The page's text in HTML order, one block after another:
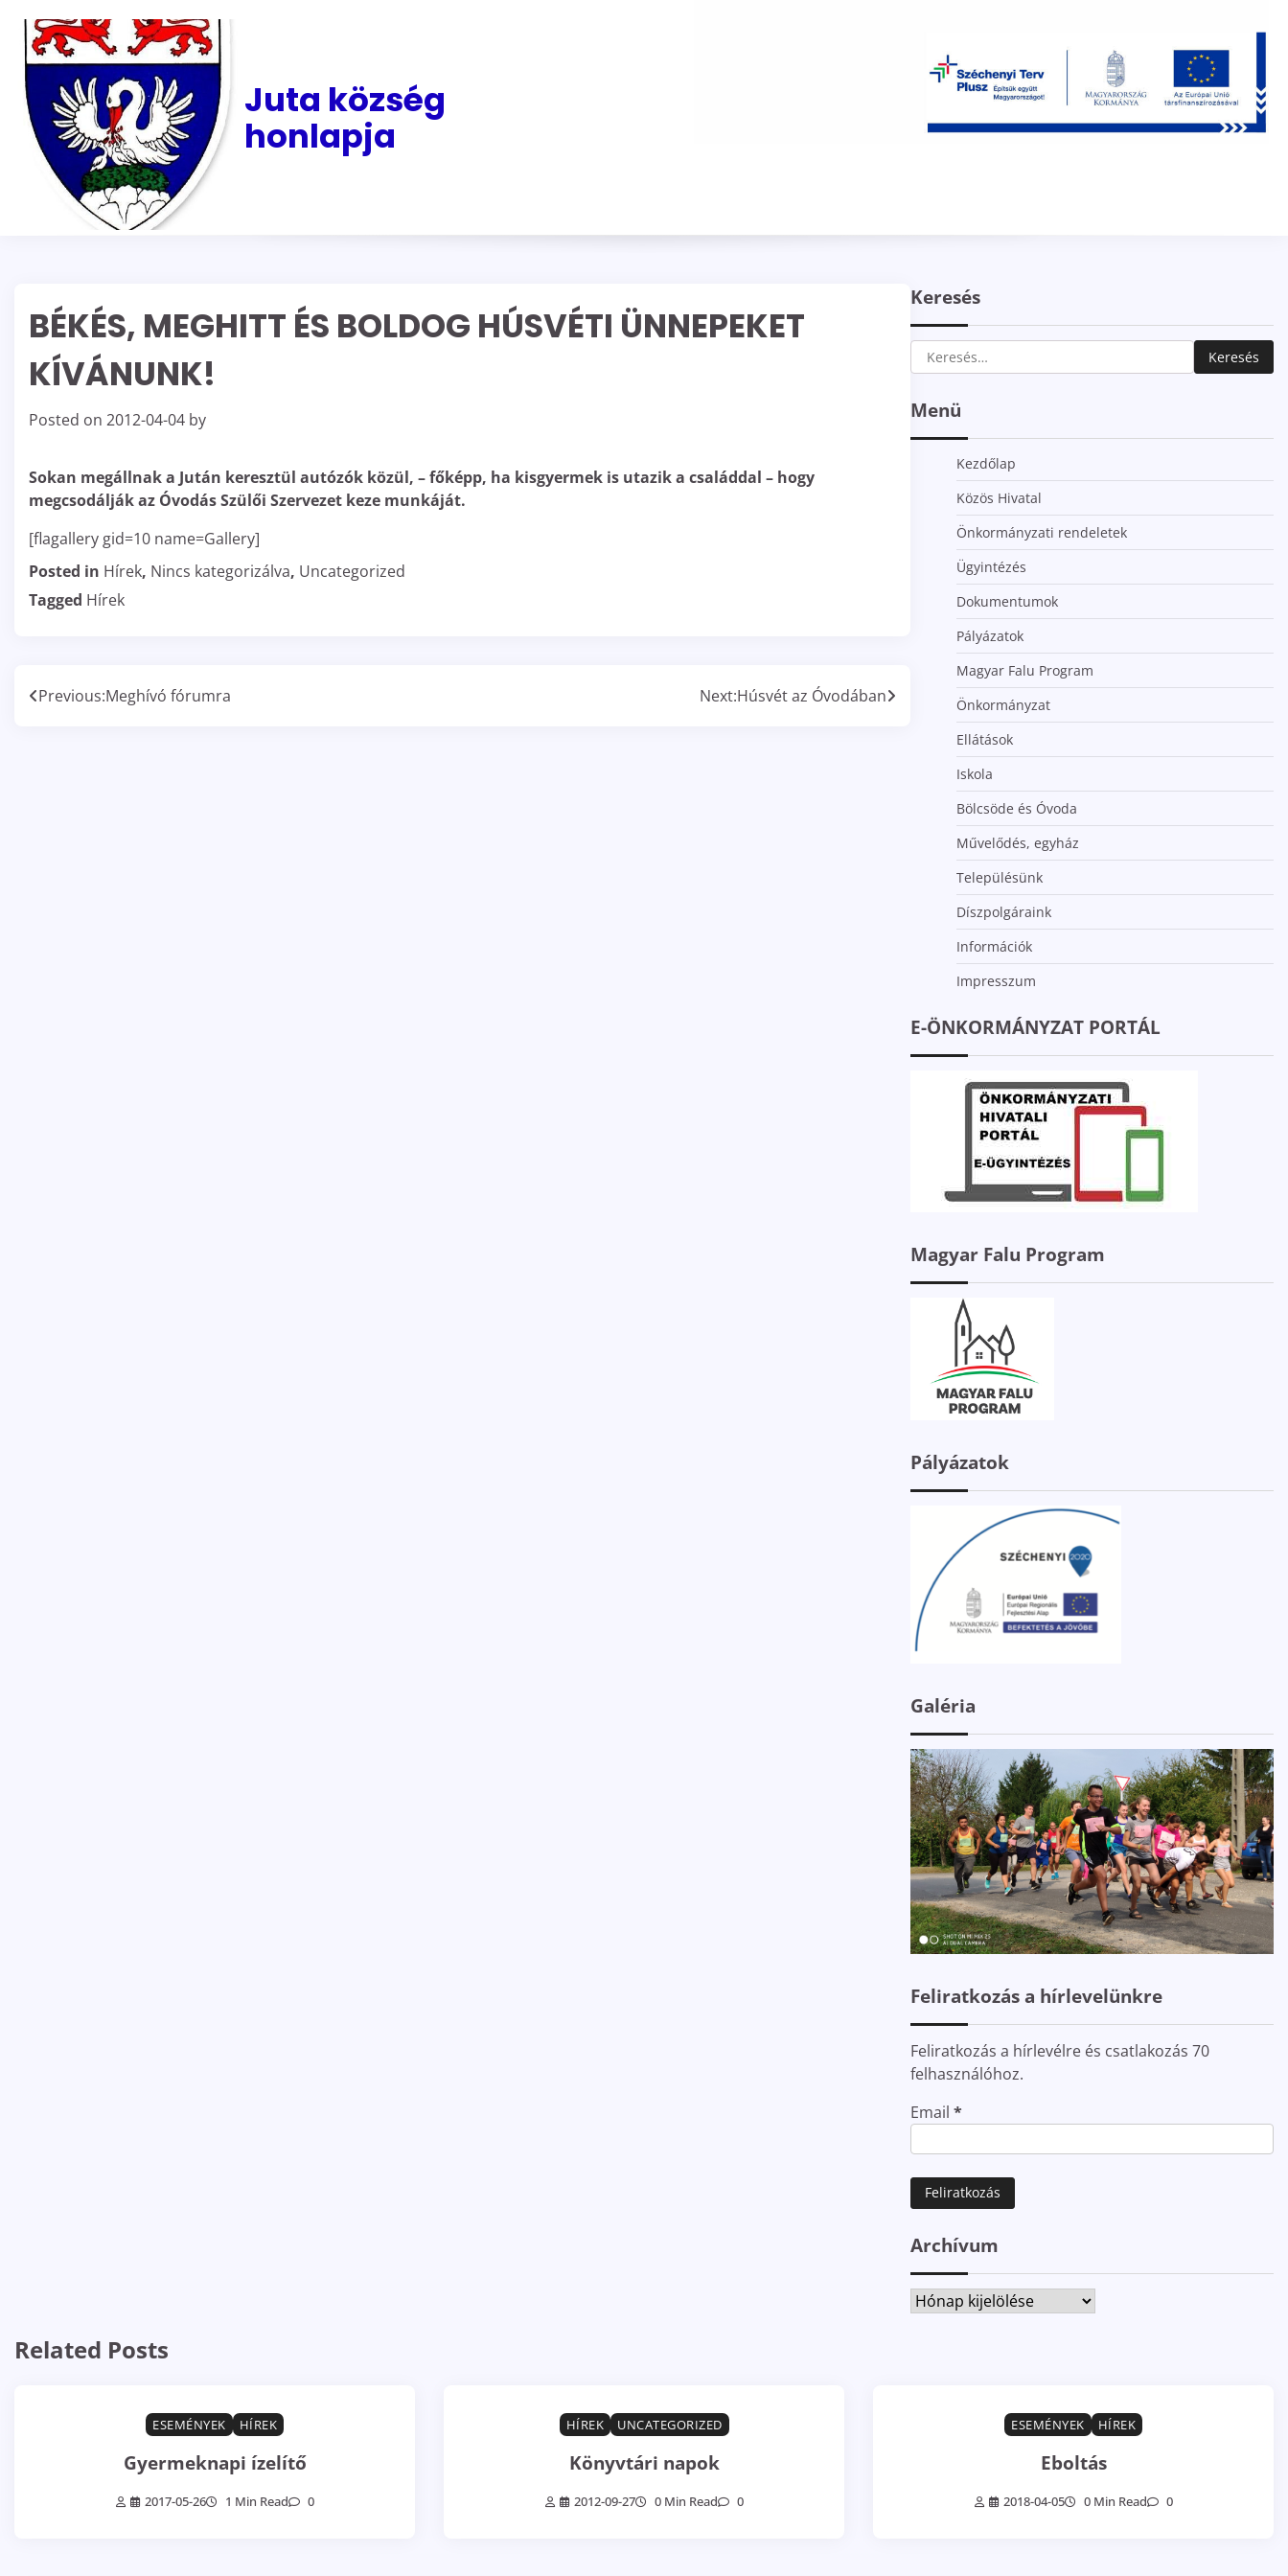
content
Juta község
honlapja
BÉKÉS, MEGHITT ÉS BOLDOG HÚSVÉTI ÜNNEPEKET
KÍVÁNUNK!
Posted on 2012-04-04 by
Sokan megállnak a Jután keresztül autózók közül, – főképp, ha kisgyermek is utazik a családdal – hogy
megcsodálják az Óvodás Szülői Szervezet keze munkáját.
[flagallery gid=10 name=Gallery]
Posted in Hírek, Nincs kategorizálva, Uncategorized
Tagged Hírek
Bejegyzés
Previous:Meghívó fórumra Next:Húsvét az Óvodában
Keresés
Keresés:
Menü
Kezdőlap
Közös Hivatal
Önkormányzati rendeletek
Ügyintézés
Dokumentumok
Pályázatok
Magyar Falu Program
Önkormányzat
Ellátások
Iskola
Bölcsöde és Óvoda
Művelődés, egyház
Településünk
Díszpolgáraink
Információk
Impresszum
E-ÖNKORMÁNYZAT PORTÁL
Magyar Falu Program
Pályázatok
Galéria
Feliratkozás a hírlevelünkre
Feliratkozás a hírlevélre és csatlakozás 70
felhasználóhoz.
Email *
Archívum
Archívum
Related Posts
ESEMÉNYEK HÍREK
Gyermeknapi ízelítő
2017-05-26 1 Min Read 0
HÍREK UNCATEGORIZED
Könyvtári napok
2012-09-27 0 Min Read 0
ESEMÉNYEK HÍREK
Eboltás
2018-04-05 0 Min Read 0